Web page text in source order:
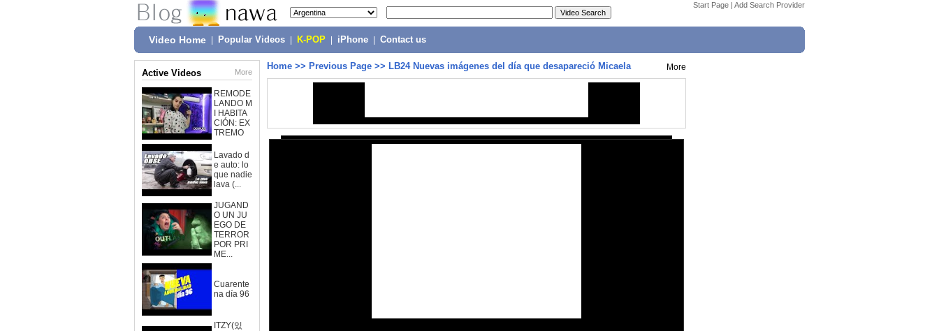
Start Page | Add Search Provider
Video Home Popular Videos K-POP iPhone Contact us
Active Videos More
REMODE
LANDO M
I HABITA
CIÓN: EX
TREMO
Lavado d
e auto: lo
que nadie
lava (...
JUGAND
O UN JU
EGO DE
TERROR
POR PRI
ME...
Cuarente
na día 96
ITZY(있
Home >> Previous Page >> LB24 Nuevas imágenes del día que desapareció Micaela More